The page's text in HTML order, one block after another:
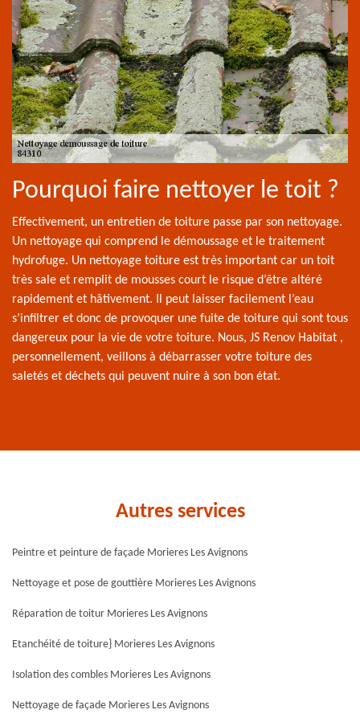
Pourquoi faire nettoyer le toit ?
Effectivement, un entretien de toiture passe par son nettoyage.
Un nettoyage qui comprend le démoussage et le traitement
hydrofuge. Un nettoyage toiture est très important car un toit
très sale et remplit de mousses court le risque d’être altéré
rapidement et hâtivement. Il peut laisser facilement l’eau
s’infiltrer et donc de provoquer une fuite de toiture qui sont tous
dangereux pour la vie de votre toiture. Nous, JS Renov Habitat ,
personnellement, veillons à débarrasser votre toiture des
saletés et déchets qui peuvent nuire à son bon état.
Autres services
Peintre et peinture de façade Morieres Les Avignons
Nettoyage et pose de gouttière Morieres Les Avignons
Réparation de toitur Morieres Les Avignons
Etanchéité de toiture} Morieres Les Avignons
Isolation des combles Morieres Les Avignons
Nettoyage de façade Morieres Les Avignons